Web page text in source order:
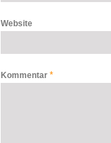
Website
Kommentar *